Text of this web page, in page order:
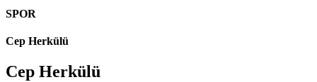
SPOR
Cep Herkülü
Cep Herkülü